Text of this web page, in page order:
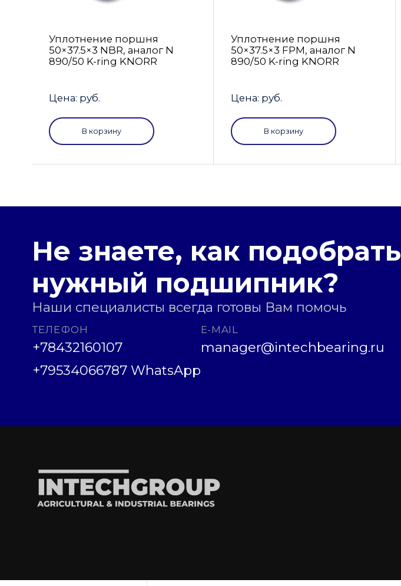
Уплотнение поршня
50×37.5×3 NBR, аналог N
890/50 K-ring KNORR
Цена: руб.
В корзину
Уплотнение поршня
50×37.5×3 FРM, аналог N
890/50 K-ring KNORR
Цена: руб.
В корзину
Не знаете, как подобрать
нужный подшипник?
Наши специалисты всегда готовы Вам помочь
ТЕЛЕФОН
+78432160107
+79534066787 WhatsApp
E-MAIL
manager@intechbearing.ru